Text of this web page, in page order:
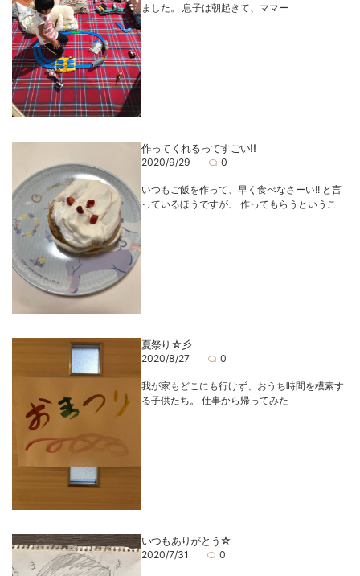
ました。 息子は朝起きて、ママー
作ってくれるってすごい!!
2020/9/29 0
いつもご飯を作って、早く食べなさーい!! と言
っているほうですが、 作ってもらうというこ
夏祭り☆彡
2020/8/27 0
我が家もどこにも行けず、おうち時間を模索す
る子供たち。 仕事から帰ってみた
いつもありがとう☆
2020/7/31 0